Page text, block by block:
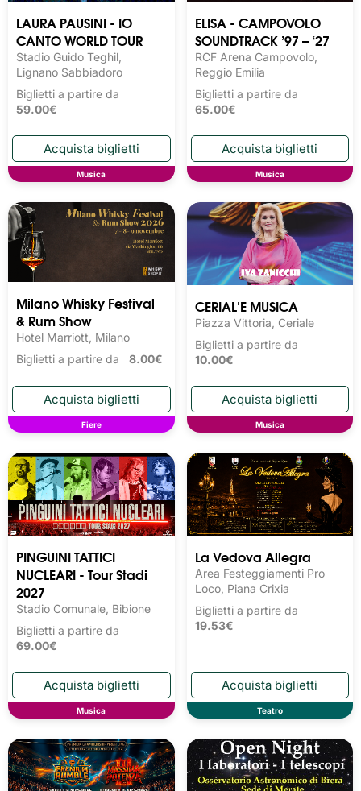
LAURA PAUSINI - IO
CANTO WORLD TOUR
Stadio Guido Teghil,
Lignano Sabbiadoro
Biglietti a partire da
59.00€
Musica
ELISA - CAMPOVOLO
SOUNDTRACK ’97 – ‘27
RCF Arena Campovolo,
Reggio Emilia
Biglietti a partire da
65.00€
Musica
Milano Whisky Festival
& Rum Show
Hotel Marriott, Milano
Biglietti a partire da 8.00€
Fiere
CERIAL'E MUSICA
Piazza Vittoria, Ceriale
Biglietti a partire da
10.00€
Musica
PINGUINI TATTICI
NUCLEARI - Tour Stadi
2027
Stadio Comunale, Bibione
Biglietti a partire da
69.00€
Musica
La Vedova Allegra
Area Festeggiamenti Pro
Loco, Piana Crixia
Biglietti a partire da
19.53€
Teatro